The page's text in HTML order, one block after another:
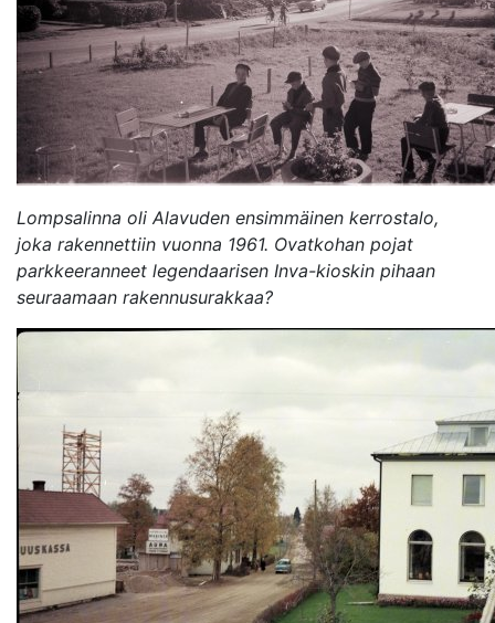
Lompsalinna oli Alavuden ensimmäinen kerrostalo,
joka rakennettiin vuonna 1961. Ovatkohan pojat
parkkeeranneet legendaarisen Inva-kioskin pihaan
seuraamaan rakennusurakkaa?